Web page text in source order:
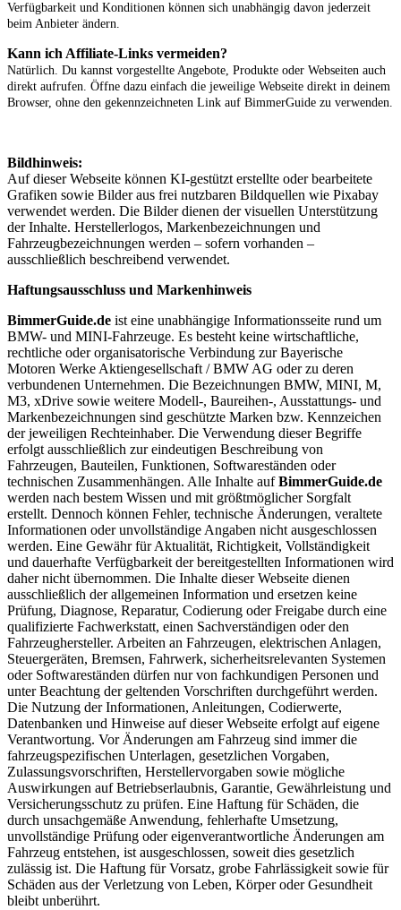
Verfügbarkeit und Konditionen können sich unabhängig davon jederzeit
beim Anbieter ändern.
Kann ich Affiliate-Links vermeiden?
Natürlich. Du kannst vorgestellte Angebote, Produkte oder Webseiten auch
direkt aufrufen. Öffne dazu einfach die jeweilige Webseite direkt in deinem
Browser, ohne den gekennzeichneten Link auf BimmerGuide zu verwenden.
Bildhinweis:
Auf dieser Webseite können KI-gestützt erstellte oder bearbeitete
Grafiken sowie Bilder aus frei nutzbaren Bildquellen wie Pixabay
verwendet werden. Die Bilder dienen der visuellen Unterstützung
der Inhalte. Herstellerlogos, Markenbezeichnungen und
Fahrzeugbezeichnungen werden – sofern vorhanden –
ausschließlich beschreibend verwendet.
Haftungsausschluss und Markenhinweis
BimmerGuide.de ist eine unabhängige Informationsseite rund um
BMW- und MINI-Fahrzeuge. Es besteht keine wirtschaftliche,
rechtliche oder organisatorische Verbindung zur Bayerische
Motoren Werke Aktiengesellschaft / BMW AG oder zu deren
verbundenen Unternehmen. Die Bezeichnungen BMW, MINI, M,
M3, xDrive sowie weitere Modell-, Baureihen-, Ausstattungs- und
Markenbezeichnungen sind geschützte Marken bzw. Kennzeichen
der jeweiligen Rechteinhaber. Die Verwendung dieser Begriffe
erfolgt ausschließlich zur eindeutigen Beschreibung von
Fahrzeugen, Bauteilen, Funktionen, Softwareständen oder
technischen Zusammenhängen. Alle Inhalte aufBimmerGuide.de
werden nach bestem Wissen und mit größtmöglicher Sorgfalt
erstellt. Dennoch können Fehler, technische Änderungen, veraltete
Informationen oder unvollständige Angaben nicht ausgeschlossen
werden. Eine Gewähr für Aktualität, Richtigkeit, Vollständigkeit
und dauerhafte Verfügbarkeit der bereitgestellten Informationen wird
daher nicht übernommen. Die Inhalte dieser Webseite dienen
ausschließlich der allgemeinen Information und ersetzen keine
Prüfung, Diagnose, Reparatur, Codierung oder Freigabe durch eine
qualifizierte Fachwerkstatt, einen Sachverständigen oder den
Fahrzeughersteller. Arbeiten an Fahrzeugen, elektrischen Anlagen,
Steuergeräten, Bremsen, Fahrwerk, sicherheitsrelevanten Systemen
oder Softwareständen dürfen nur von fachkundigen Personen und
unter Beachtung der geltenden Vorschriften durchgeführt werden.
Die Nutzung der Informationen, Anleitungen, Codierwerte,
Datenbanken und Hinweise auf dieser Webseite erfolgt auf eigene
Verantwortung. Vor Änderungen am Fahrzeug sind immer die
fahrzeugspezifischen Unterlagen, gesetzlichen Vorgaben,
Zulassungsvorschriften, Herstellervorgaben sowie mögliche
Auswirkungen auf Betriebserlaubnis, Garantie, Gewährleistung und
Versicherungsschutz zu prüfen. Eine Haftung für Schäden, die
durch unsachgemäße Anwendung, fehlerhafte Umsetzung,
unvollständige Prüfung oder eigenverantwortliche Änderungen am
Fahrzeug entstehen, ist ausgeschlossen, soweit dies gesetzlich
zulässig ist. Die Haftung für Vorsatz, grobe Fahrlässigkeit sowie für
Schäden aus der Verletzung von Leben, Körper oder Gesundheit
bleibt unberührt.